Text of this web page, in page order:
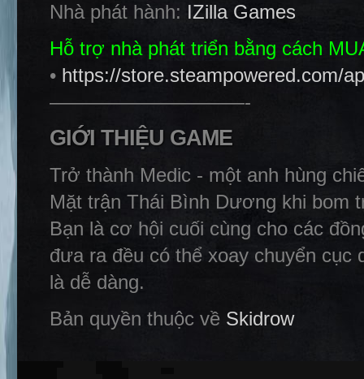
Nhà phát hành: IZilla Games
Hỗ trợ nhà phát triển bằng cách
• https://store.steampowered.com/
——————————-
GIỚI THIỆU GAME
Trở thành Medic - một anh hùng
Mặt trận Thái Bình Dương khi bom
Bạn là cơ hội cuối cùng cho các
đưa ra đều có thể xoay chuyển cục
là dễ dàng.
Bản quyền thuộc về Skidrow